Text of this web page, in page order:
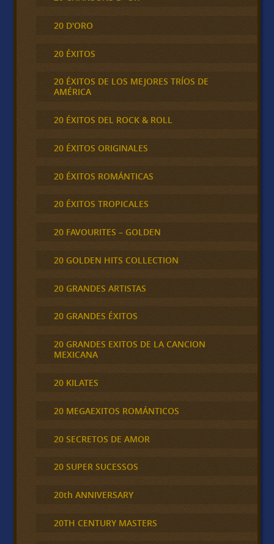
20 D'ORO
20 ÉXITOS
20 ÉXITOS DE LOS MEJORES TRÍOS DE
AMÉRICA
20 ÉXITOS DEL ROCK & ROLL
20 ÉXITOS ORIGINALES
20 ÉXITOS ROMÁNTICAS
20 ÉXITOS TROPICALES
20 FAVOURITES – GOLDEN
20 GOLDEN HITS COLLECTION
20 GRANDES ARTISTAS
20 GRANDES ÉXITOS
20 GRANDES EXITOS DE LA CANCION
MEXICANA
20 KILATES
20 MEGAEXITOS ROMÁNTICOS
20 SECRETOS DE AMOR
20 SUPER SUCESSOS
20th ANNIVERSARY
20TH CENTURY MASTERS